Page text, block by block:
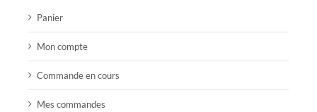
Panier
Mon compte
Commande en cours
Mes commandes